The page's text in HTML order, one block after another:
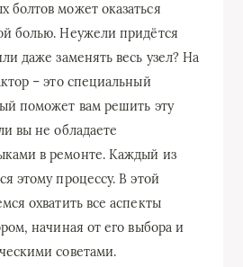
болтов может оказаться
болью. Неужели придётся
даже заменять весь узел? На
– это специальный
поможет вам решить эту
вы не обладаете
в ремонте. Каждый из
этому процессу. В этой
охватить все аспекты
начиная от его выбора и
советами.